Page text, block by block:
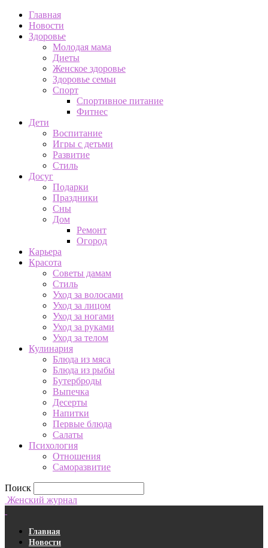
Главная
Новости
Здоровье
Молодая мама
Диеты
Женское здоровье
Здоровье семьи
Спорт
Спортивное питание
Фитнес
Дети
Воспитание
Игры с детьми
Развитие
Стиль
Досуг
Подарки
Праздники
Сны
Дом
Ремонт
Огород
Карьера
Красота
Советы дамам
Стиль
Уход за волосами
Уход за лицом
Уход за ногами
Уход за руками
Уход за телом
Кулинария
Блюда из мяса
Блюда из рыбы
Бутерброды
Выпечка
Десерты
Напитки
Первые блюда
Салаты
Психология
Отношения
Саморазвитие
Поиск
Женский журнал
Главная
Новости